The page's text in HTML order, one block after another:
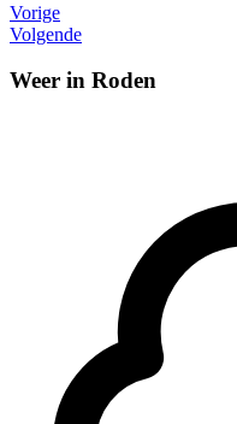
Vorige
Volgende
Weer in Roden